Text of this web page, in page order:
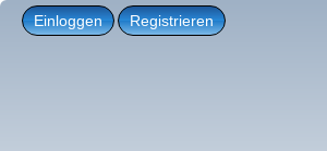
Einloggen Registrieren